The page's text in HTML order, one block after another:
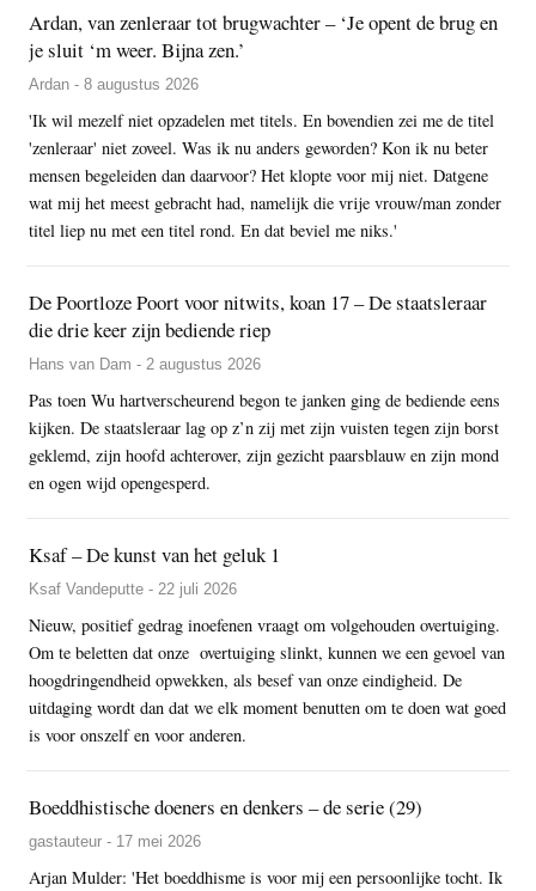
Ardan, van zenleraar tot brugwachter – ‘Je opent de brug en
je sluit ‘m weer. Bijna zen.’
Ardan - 8 augustus 2026
'Ik wil mezelf niet opzadelen met titels. En bovendien zei me de titel
'zenleraar' niet zoveel. Was ik nu anders geworden? Kon ik nu beter
mensen begeleiden dan daarvoor? Het klopte voor mij niet. Datgene
wat mij het meest gebracht had, namelijk die vrije vrouw/man zonder
titel liep nu met een titel rond. En dat beviel me niks.'
De Poortloze Poort voor nitwits, koan 17 – De staatsleraar
die drie keer zijn bediende riep
Hans van Dam - 2 augustus 2026
Pas toen Wu hartverscheurend begon te janken ging de bediende eens
kijken. De staatsleraar lag op z’n zij met zijn vuisten tegen zijn borst
geklemd, zijn hoofd achterover, zijn gezicht paarsblauw en zijn mond
en ogen wijd opengesperd.
Ksaf – De kunst van het geluk 1
Ksaf Vandeputte - 22 juli 2026
Nieuw, positief gedrag inoefenen vraagt om volgehouden overtuiging.
Om te beletten dat onze overtuiging slinkt, kunnen we een gevoel van
hoogdringendheid opwekken, als besef van onze eindigheid. De
uitdaging wordt dan dat we elk moment benutten om te doen wat goed
is voor onszelf en voor anderen.
Boeddhistische doeners en denkers – de serie (29)
gastauteur - 17 mei 2026
Arjan Mulder: 'Het boeddhisme is voor mij een persoonlijke tocht. Ik